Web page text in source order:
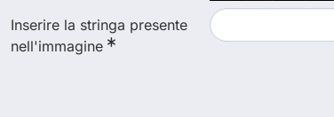
Inserire la stringa presente
nell'immagine